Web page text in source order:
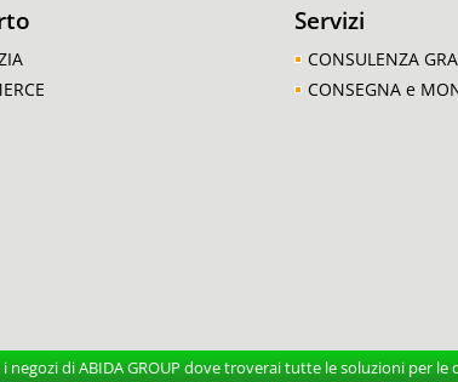
Servizi
CONSULENZA
CONSEGNA e
i negozi di ABIDA GROUP dove troverai tutte le soluzioni per